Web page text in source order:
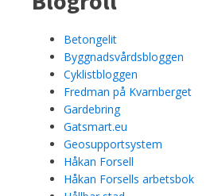
Betongelit
Byggnadsvårdsbloggen
Cyklistbloggen
Fredman på Kvarnberget
Gardebring
Gatsmart.eu
Geosupportsystem
Håkan Forsell
Håkan Forsells arbetsbok